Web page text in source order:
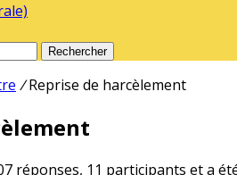
Rechercher
/ Reprise de harcèlement
réponses, 11 participants et a